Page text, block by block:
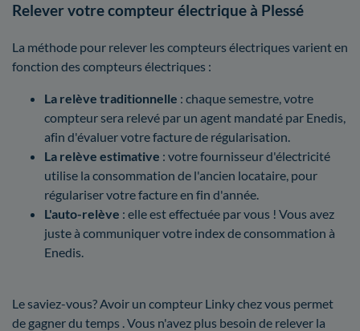
Relever votre compteur électrique à Plessé
La méthode pour relever les compteurs électriques varient en
fonction des compteurs électriques :
La relève traditionnelle : chaque semestre, votre
compteur sera relevé par un agent mandaté par Enedis,
afin d'évaluer votre facture de régularisation.
La relève estimative : votre fournisseur d'électricité
utilise la consommation de l'ancien locataire, pour
régulariser votre facture en fin d'année.
L'auto-relève : elle est effectuée par vous ! Vous avez
juste à communiquer votre index de consommation à
Enedis.
Le saviez-vous? Avoir un compteur Linky chez vous permet
de gagner du temps . Vous n'avez plus besoin de relever la